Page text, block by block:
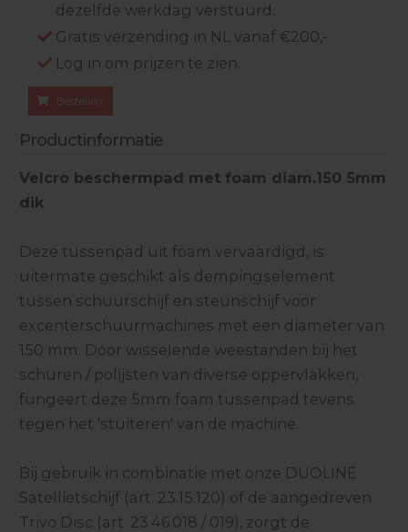
dezelfde werkdag verstuurd.
Gratis verzending in NL vanaf €200,-
Log in om prijzen te zien.
Bestellen
Productinformatie
Velcro beschermpad met foam diam.150 5mm
dik
Deze tussenpad uit foam vervaardigd, is
uitermate geschikt als dempingselement
tussen schuurschijf en steunschijf voor
excenterschuurmachines met een diameter van
150 mm. Door wisselende weestanden bij het
schuren / polijsten van diverse oppervlakken,
fungeert deze 5mm foam tussenpad tevens
tegen het 'stuiteren' van de machine.
Bij gebruik in combinatie met onze DUOLINE
Satellietschijf (art. 23.15.120) of de aangedreven
Trivo Disc (art. 23.46.018 / 019), zorgt de